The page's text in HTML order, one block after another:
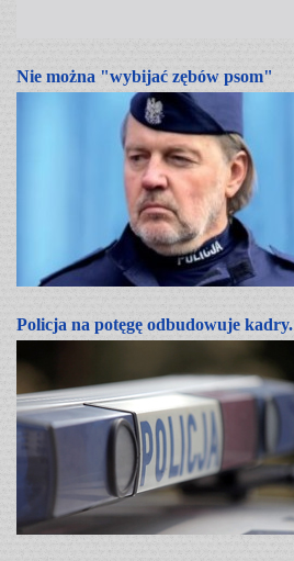
Nie można "wybijać zębów psom"
Policja na potęgę odbudowuje kadry.